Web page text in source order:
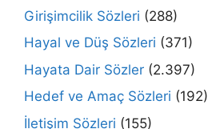
Girişimcilik Sözleri (288)
Hayal ve Düş Sözleri (371)
Hayata Dair Sözler (2.397)
Hedef ve Amaç Sözleri (192)
İletişim Sözleri (155)